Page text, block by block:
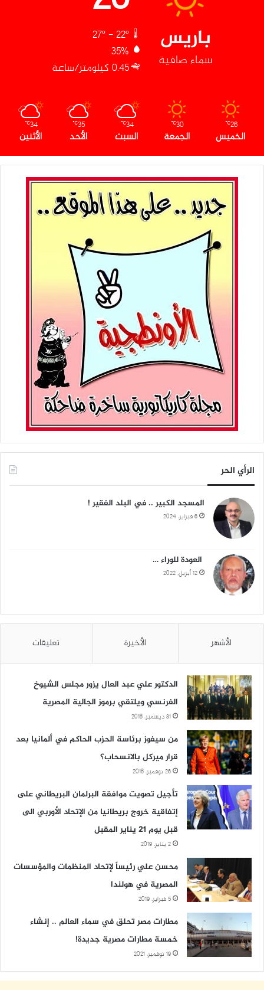
باريس
سماء صافية
35%
0.45 كيلومتر/ساعة
26
℃
الخميس
30
℃
الجمعة
34
℃
السبت
35
℃
الأحد
34
℃
الأثنين
الرأي الحر
المسجد الكبير .. في البلد الفقير !
6 فبراير، 2024
العودة للوراء …
12 أبريل، 2022
الأشهر الأخيرة تعليقات
الدكتور علي عبد العال يزور مجلس الشيوخ
الفرنسي ويلتقي برموز الجالية المصرية
31 ديسمبر، 2018
من سيفوز برئاسة الحزب الحاكم في ألمانيا بعد
قرار ميركل بالانسحاب؟
26 نوفمبر، 2018
تأجيل تصويت موافقة البرلمان البريطاني على
إتفاقية خروج بريطانيا من الإتحاد الأوربي الى
قبل يوم 21 يناير المقبل
2 يناير، 2019
محسن علي رئيساً لإتحاد المنظمات والمؤسسات
المصرية في هولندا
5 فبراير، 2019
مطارات مصر تحلق في سماء العالم .. إنشاء
خمسة مطارات مصرية جديدة!
19 نوفمبر، 2021